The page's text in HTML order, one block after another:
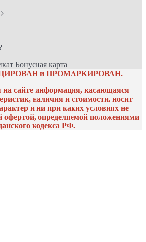
Бонусная карта
и ПРОМАРКИРОВАН.
на сайте информация, касающаяся
наличия и стоимости, носит
и ни при каких условиях не
офертой, определяемой положениями
кодекса РФ.